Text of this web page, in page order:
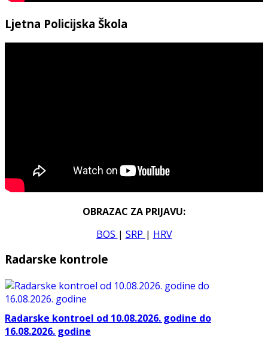
Ljetna Policijska Škola
OBRAZAC ZA PRIJAVU:
BOS | SRP | HRV
Radarske kontrole
Radarske kontroel od 10.08.2026. godine do
16.08.2026. godine